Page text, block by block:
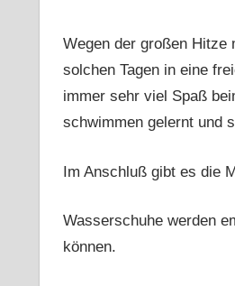
Wegen der großen Hitze
solchen Tagen in eine
immer sehr viel Spaß
schwimmen gelernt und
Im Anschluß gibt es die
Wasserschuhe werden
können.